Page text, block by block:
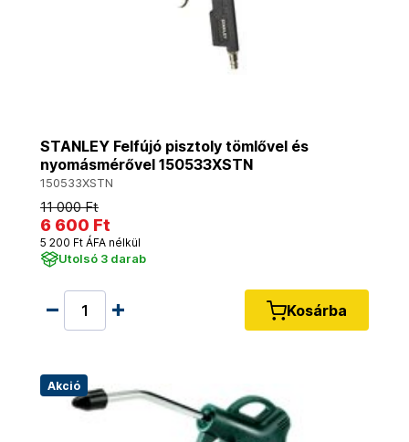
STANLEY Felfújó pisztoly tömlővel és
nyomásmérővel 150533XSTN
150533XSTN
11 000 Ft
6 600 Ft
5 200 Ft ÁFA nélkül
Utolsó 3 darab
Kosárba
Akció